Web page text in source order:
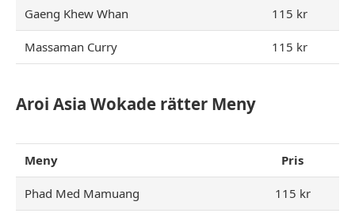
Gaeng Khew Whan 115 kr
Massaman Curry 115 kr
Aroi Asia Wokade rätter Meny
Meny Pris
Phad Med Mamuang 115 kr